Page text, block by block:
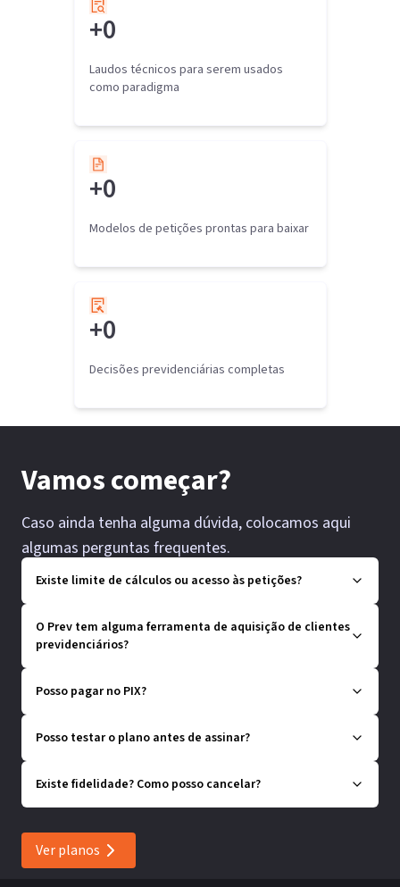
+0
Laudos técnicos para serem usados
como paradigma
+0
Modelos de petições prontas para baixar
+0
Decisões previdenciárias completas
Vamos começar?
Caso ainda tenha alguma dúvida, colocamos aqui
algumas perguntas frequentes.
Existe limite de cálculos ou acesso às petições?
O Prev tem alguma ferramenta de aquisição de clientes
previdenciários?
Posso pagar no PIX?
Posso testar o plano antes de assinar?
Existe fidelidade? Como posso cancelar?
Ver planos